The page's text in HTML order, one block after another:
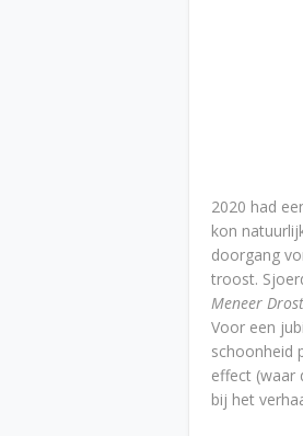
2020 had
kon
doorgang
troost.
Meneer
Voor een
schoonheid
effect (waar
bij het